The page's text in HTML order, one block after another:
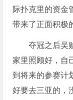
际扑克里的资金
带来了正面积极
夺冠之后吴
家里照顾好，自
到将来的参赛计
好要去三亚的，